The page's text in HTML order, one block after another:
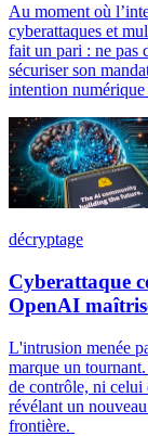
Au moment où
cyberattaques et
fait un pari : ne pas
sécuriser son
intention
décryptage
Cyberattaque
OpenAI
L'intrusion menée
marque un
de contrôle, ni celui
révélant un
frontière.